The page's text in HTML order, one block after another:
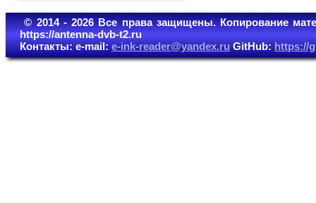
© 2014 - 2026 Все права защищены. Копирование
https://antenna-dvb-t2.ru
Контакты: e-mail:e-ink-reader@yandex.ruGitHub:https://